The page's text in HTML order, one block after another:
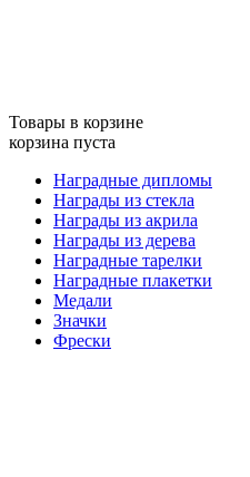
Товары в корзине
корзина пуста
Наградные дипломы
Награды из стекла
Награды из акрила
Награды из дерева
Наградные тарелки
Наградные плакетки
Медали
Значки
Фрески